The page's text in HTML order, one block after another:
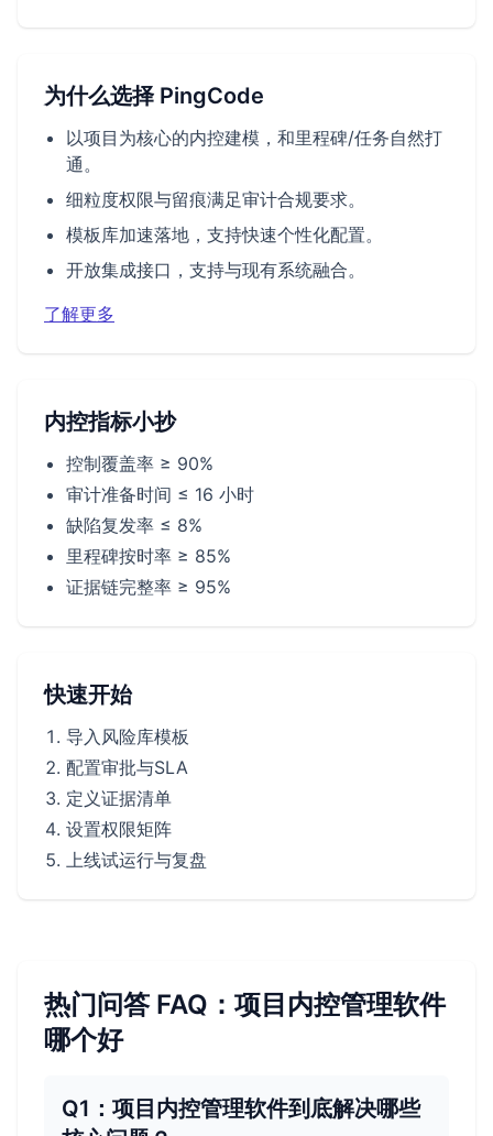
为什么选择 PingCode
以项目为核心的内控建模，和里程碑/任务自然打
通。
细粒度权限与留痕满足审计合规要求。
模板库加速落地，支持快速个性化配置。
开放集成接口，支持与现有系统融合。
了解更多
内控指标小抄
控制覆盖率 ≥ 90%
审计准备时间 ≤ 16 小时
缺陷复发率 ≤ 8%
里程碑按时率 ≥ 85%
证据链完整率 ≥ 95%
快速开始
导入风险库模板
配置审批与SLA
定义证据清单
设置权限矩阵
上线试运行与复盘
热门问答 FAQ：项目内控管理软件
哪个好
Q1：项目内控管理软件到底解决哪些